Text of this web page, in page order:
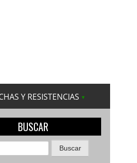
Y RESISTENCIAS
BUSCAR